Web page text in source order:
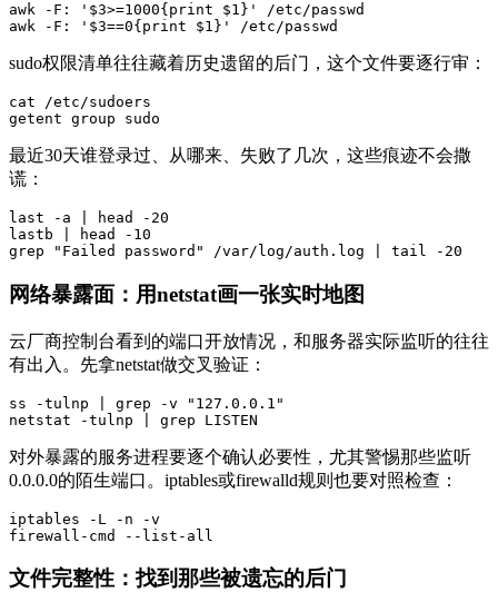
awk -F: '$3>=1000{print $1}' /etc/passwd
awk -F: '$3==0{print $1}' /etc/passwd
sudo权限清单往往藏着历史遗留的后门，这个文件要逐行审：
cat /etc/sudoers
getent group sudo
最近30天谁登录过、从哪来、失败了几次，这些痕迹不会撒
谎：
last -a | head -20
lastb | head -10
grep "Failed password" /var/log/auth.log | tail -20
网络暴露面：用netstat画一张实时地图
云厂商控制台看到的端口开放情况，和服务器实际监听的往往
有出入。先拿netstat做交叉验证：
ss -tulnp | grep -v "127.0.0.1"
netstat -tulnp | grep LISTEN
对外暴露的服务进程要逐个确认必要性，尤其警惕那些监听
0.0.0.0的陌生端口。iptables或firewalld规则也要对照检查：
iptables -L -n -v
firewall-cmd --list-all
文件完整性：找到那些被遗忘的后门